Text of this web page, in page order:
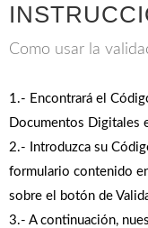
Como usar la
1.- Encontrará el
Documentos Digitales
2.- Introduzca su
formulario contenido
sobre el botón de
3.- A continuación,